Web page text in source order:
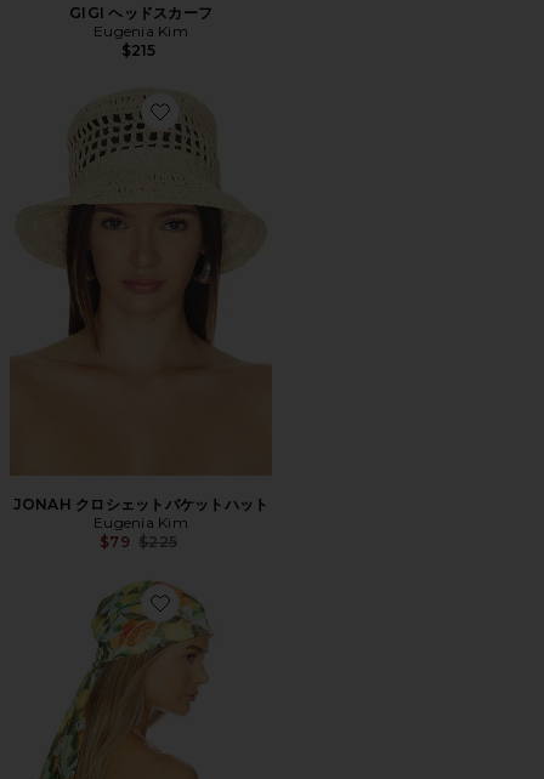
GIGI ヘッドスカーフ
Eugenia Kim
$215
Favorite JONAH クロシェットバケットハット
JONAH クロシェットバケットハット
Eugenia Kim
$79 Previous price:
$225
Favorite GIGI ヘッドスカーフ